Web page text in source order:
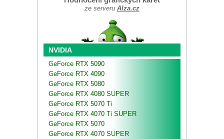
ze serveru Alza.cz
NVIDIA
GeForce RTX 5090
GeForce RTX 4090
GeForce RTX 5080
GeForce RTX 4080 SUPER
GeForce RTX 5070 Ti
GeForce RTX 4070 Ti SUPER
GeForce RTX 5070
GeForce RTX 4070 SUPER